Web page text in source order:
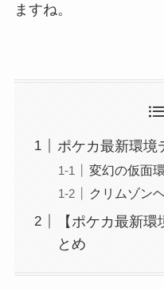
ますね。
ポケカ最新環境
変幻の仮面
クリムゾン
【ポケカ最新
とめ